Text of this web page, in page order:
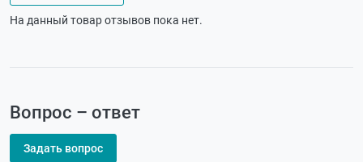
На данный товар отзывов пока нет.
Вопрос – ответ
Задать вопрос